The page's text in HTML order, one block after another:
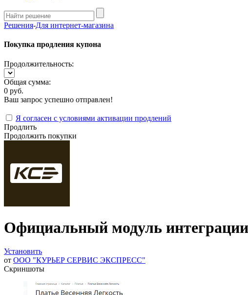
Решения-Для интернет-магазина
Покупка продления купона
Продолжительность:
Общая сумма:
0 руб.
Ваш запрос успешно отправлен!
Я согласен с условиями активации продлений
Продлить
Продолжить покупки
Официальный модуль
Установить
от ООО "КУРЬЕР СЕРВИС ЭКСПРЕСС"
Скриншоты